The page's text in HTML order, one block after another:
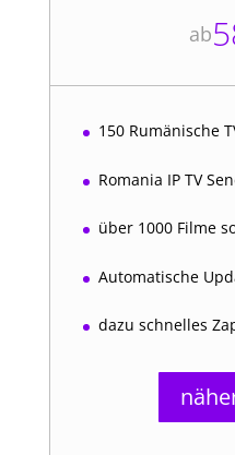
ab
150 Rumänische
Romania IP TV
über 1000 Filme
Automatische
dazu schnelles